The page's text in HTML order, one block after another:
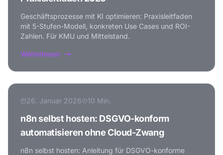
Geschäftsprozesse mit KI optimieren: Praxisleitfaden
mit 5-Stufen-Modell, konkreten Use Cases und ROI-
Zahlen. Für KMU und Mittelstand.
Weiterlesen
26. Januar 2026 10 Min.
n8n selbst hosten: DSGVO-konform
automatisieren ohne Cloud-Zwang
n8n selbst hosten: Anleitung für DSGVO-konforme